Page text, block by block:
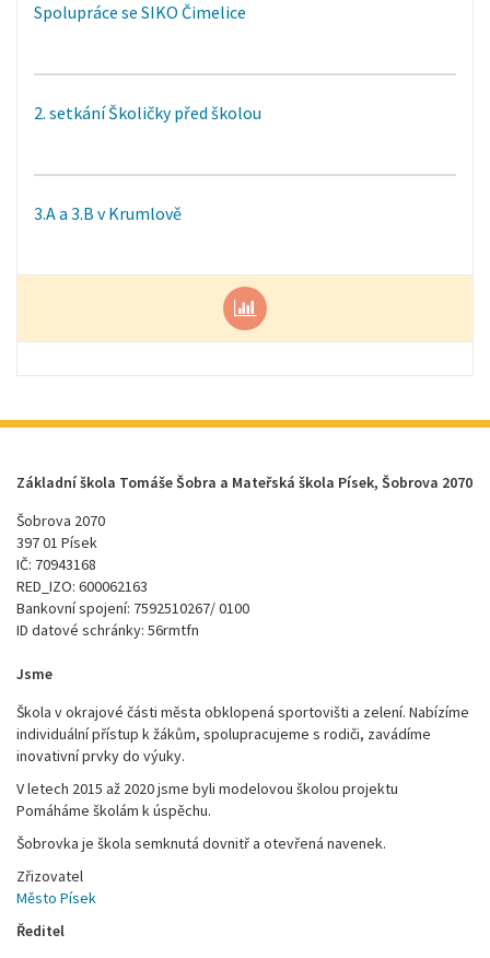
Spolupráce se SIKO Čimelice
2. setkání Školičky před školou
3.A a 3.B v Krumlově
Základní škola Tomáše Šobra a Mateřská škola Písek, Šobrova 2070
Šobrova 2070
397 01 Písek
IČ: 70943168
RED_IZO: 600062163
Bankovní spojení: 7592510267/ 0100
ID datové schránky: 56rmtfn
Jsme
Škola v okrajové části města obklopená sportovišti a zelení. Nabízíme
individuální přístup k žákům, spolupracujeme s rodiči, zavádíme
inovativní prvky do výuky.
V letech 2015 až 2020 jsme byli modelovou školou projektu
Pomáháme školám k úspěchu.
Šobrovka je škola semknutá dovnitř a otevřená navenek.
Zřizovatel
Město Písek
Ředitel